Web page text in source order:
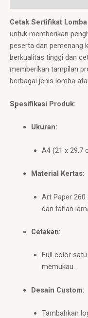
Cetak Sertifikat
untuk memberikan
peserta dan pemenang
berkualitas tinggi dan
memberikan tampilan
berbagai jenis lomba
Spesifikasi Produk:
Ukuran:
A4 (21 x 29.7
Material Kertas:
Art Paper
dan tahan
Cetakan:
Full color
memukau.
Desain Custom:
Tambahkan